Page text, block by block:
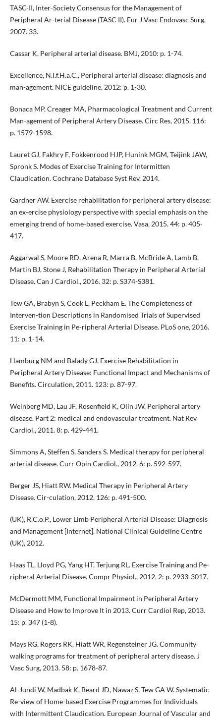
TASC-II, Inter-Society Consensus for the Management of
Peripheral Ar-terial Disease (TASC II). Eur J Vasc Endovasc Surg,
2007. 33.
Cassar K, Peripheral arterial disease. BMJ, 2010: p. 1-74.
Excellence, N.I.f.H.a.C., Peripheral arterial disease: diagnosis and
man-agement. NICE guideline, 2012: p. 1-30.
Bonaca MP, Creager MA, Pharmacological Treatment and Current
Man-agement of Peripheral Artery Disease. Circ Res, 2015. 116:
p. 1579-1598.
Lauret GJ, Fakhry F, Fokkenrood HJP, Hunink MGM, Teijink JAW,
Spronk S. Modes of Exercise Training for Intermitten
Claudication. Cochrane Database Syst Rev, 2014.
Gardner AW. Exercise rehabilitation for peripheral artery disease:
an ex-ercise physiology perspective with special emphasis on the
emerging trend of home-based exercise. Vasa, 2015. 44: p. 405-
417.
Aggarwal S, Moore RD, Arena R, Marra B, McBride A, Lamb B,
Martin BJ, Stone J, Rehabilitation Therapy in Peripheral Arterial
Disease. Can J Cardiol., 2016. 32: p. S374-S381.
Tew GA, Brabyn S, Cook L, Peckham E. The Completeness of
Interven-tion Descriptions in Randomised Trials of Supervised
Exercise Training in Pe-ripheral Arterial Disease. PLoS one, 2016.
11: p. 1-14.
Hamburg NM and Balady GJ. Exercise Rehabilitation in
Peripheral Artery Disease: Functional Impact and Mechanisms of
Benefits. Circulation, 2011. 123: p. 87-97.
Weinberg MD, Lau JF, Rosenfield K, Olin JW. Peripheral artery
disease. Part 2: medical and endovascular treatment. Nat Rev
Cardiol., 2011. 8: p. 429-441.
Simmons A, Steffen S, Sanders S. Medical therapy for peripheral
arterial disease. Curr Opin Cardiol., 2012. 6: p. 592-597.
Berger JS, Hiatt RW. Medical Therapy in Peripheral Artery
Disease. Cir-culation, 2012. 126: p. 491-500.
(UK), R.C.o.P., Lower Limb Peripheral Arterial Disease: Diagnosis
and Management [Internet]. National Clinical Guideline Centre
(UK), 2012.
Haas TL, Lloyd PG, Yang HT, Terjung RL. Exercise Training and Pe-
ripheral Arterial Disease. Compr Physiol., 2012. 2: p. 2933-3017.
McDermott MM, Functional Impairment in Peripheral Artery
Disease and How to Improve It in 2013. Curr Cardiol Rep, 2013.
15: p. 347 (1-8).
Mays RG, Rogers RK, Hiatt WR, Regensteiner JG. Community
walking programs for treatment of peripheral artery disease. J
Vasc Surg, 2013. 58: p. 1678-87.
Al-Jundi W, Madbak K, Beard JD, Nawaz S, Tew GA W. Systematic
Re-view of Home-based Exercise Programmes for Individuals
with Intermittent Claudication. European Journal of Vascular and